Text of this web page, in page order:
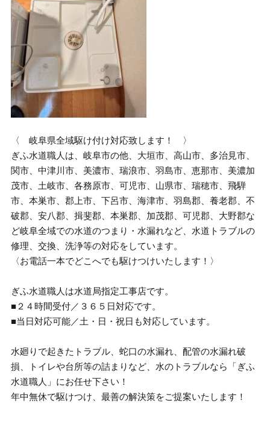
〈 岐阜県全域駆け付け対応致します！ 〉
ぎふ水道職人は、岐阜市の他、大垣市、高山市、多治見市、
関市、中津川市、美濃市、瑞浪市、羽島市、恵那市、美濃加
茂市、土岐市、各務原市、可児市、山県市、瑞穂市、飛騨
市、本巣市、郡上市、下呂市、海津市、羽島郡、養老郡、不
破郡、安八郡、揖斐郡、本巣郡、加茂郡、可児郡、大野郡な
ど岐阜全域での水道のつまり・水漏れなど、水道トラブルの
修理、交換、洗浄等の対応をしています。
〈お電話一本でどこへでも駆けつけいたします！〉
ぎふ水道職人は水道局指定工事店です。
■２４時間受付／３６５日対応です。
■当日対応可能／土・日・祝日も対応しています。
水廻りで起きたトラブル、蛇口の水漏れ、配管の水漏れ破
損、トイレや台所等の詰まりなど、水のトラブルなら「ぎふ
水道職人」にお任せ下さい！
年中無休で駆けつけ、最善の解決策をご提案いたします！